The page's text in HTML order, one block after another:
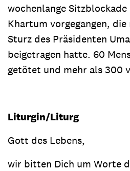
wochenlange
Khartum vorgegangen,
Sturz des Präsidenten
beigetragen hatte. 60
getötet und mehr als 300
Liturgin/Liturg
Gott des Lebens,
wir bitten Dich um Worte